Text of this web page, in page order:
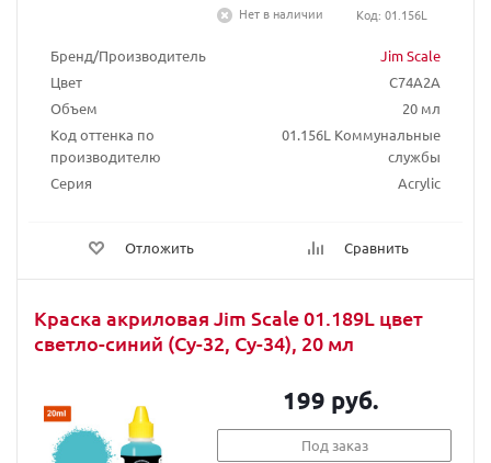
Бренд/Производитель
Jim Scale
Цвет
C74A2A
Объем
20 мл
Код оттенка по
производителю
01.156L Коммунальные
службы
Серия
Acrylic
Отложить Сравнить
Нет в наличии
Код: 01.156L
Краска акриловая Jim Scale 01.189L цвет
светло-синий (Су-32, Су-34), 20 мл
199 руб.
Под заказ